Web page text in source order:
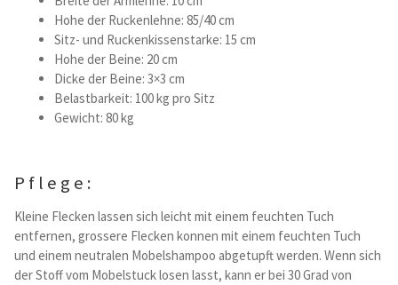
Hohe der Ruckenlehne: 85/40 cm
Sitz- und Ruckenkissenstarke: 15 cm
Hohe der Beine: 20 cm
Dicke der Beine: 3×3 cm
Belastbarkeit: 100 kg pro Sitz
Gewicht: 80 kg
Pflege:
Kleine Flecken lassen sich leicht mit einem feuchten Tuch
entfernen, grossere Flecken konnen mit einem feuchten Tuch
und einem neutralen Mobelshampoo abgetupft werden. Wenn sich
der Stoff vom Mobelstuck losen lasst, kann er bei 30 Grad von